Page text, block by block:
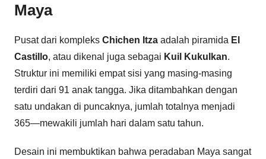
Maya
Pusat dari kompleks Chichen Itza adalah piramida El
Castillo, atau dikenal juga sebagai Kuil Kukulkan.
Struktur ini memiliki empat sisi yang masing-masing
terdiri dari 91 anak tangga. Jika ditambahkan dengan
satu undakan di puncaknya, jumlah totalnya menjadi
365—mewakili jumlah hari dalam satu tahun.
Desain ini membuktikan bahwa peradaban Maya sangat